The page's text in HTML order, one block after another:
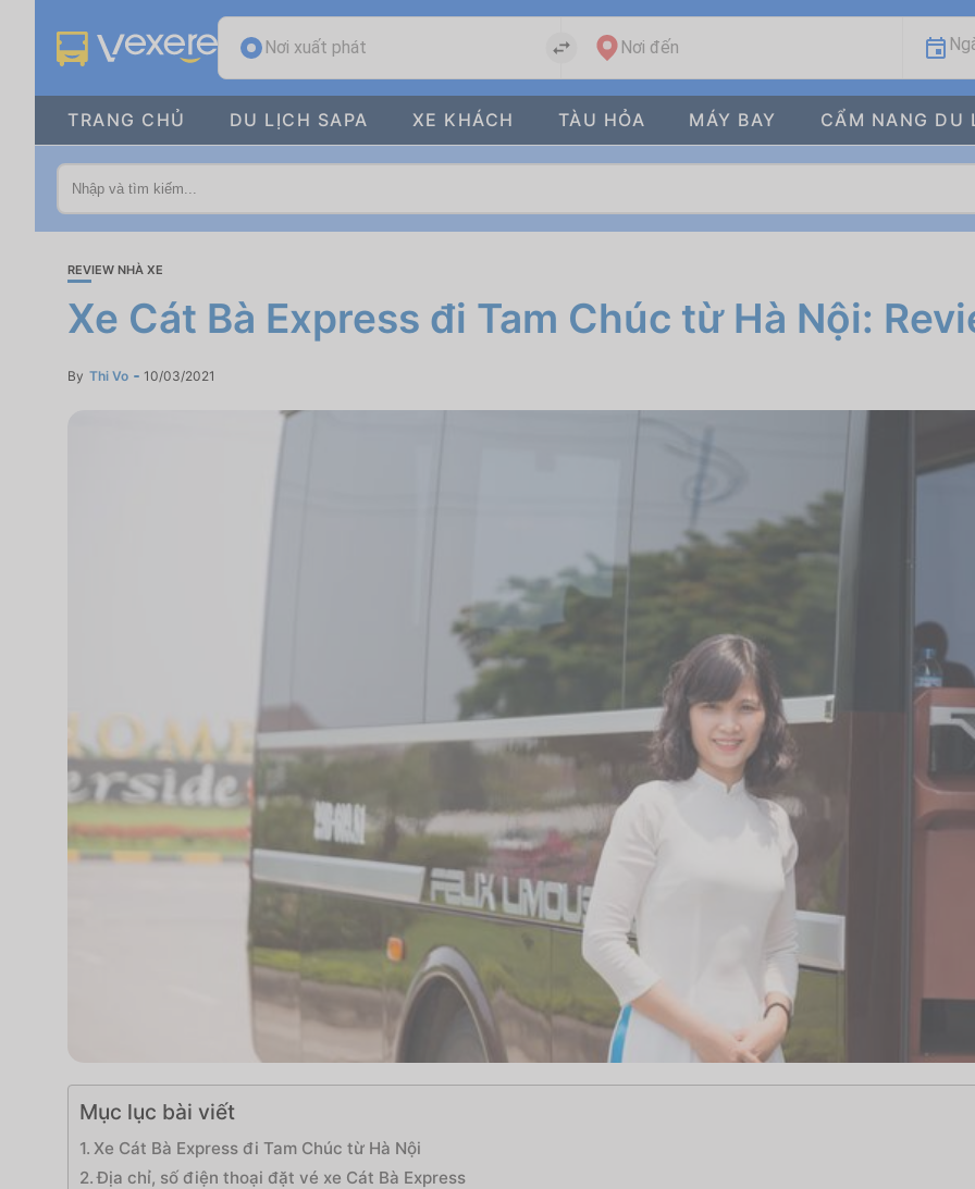
Nơi xuất phát Nơi đến
TRANG CHỦ DU LỊCH SAPA XE KHÁCH TÀU HỎA MÁY BAY CẨM NANG DU
REVIEW NHÀ XE
Xe Cát Bà Express đi Tam Chúc từ Hà Nội:
By Thi Vo 10/03/2021
Mục lục bài viết
Xe Cát Bà Express đi Tam Chúc từ Hà Nội
Địa chỉ, số điện thoại đặt vé xe Cát Bà Express